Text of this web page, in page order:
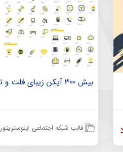
بیش 300 آیکن زیبای فلت و تخت
قالب شبکه اجتماعی ایلوستریتور